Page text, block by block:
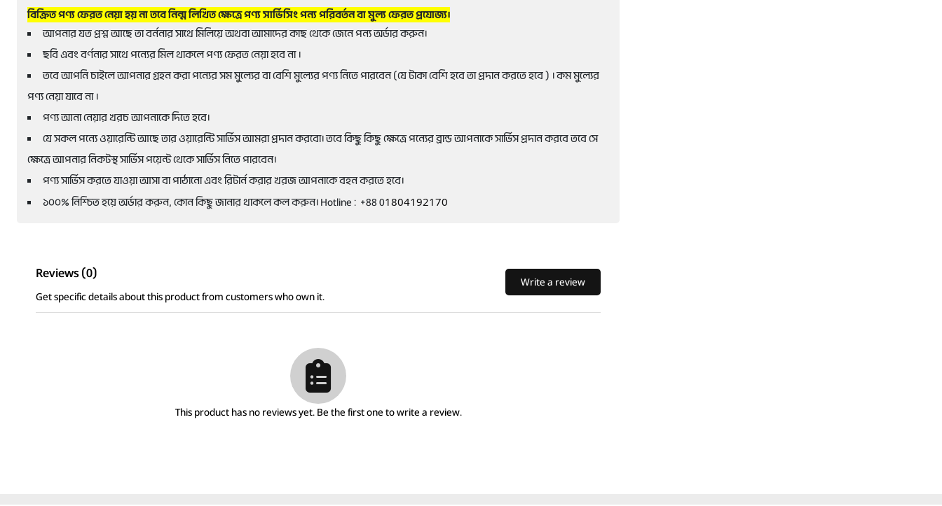
বিক্রিত পণ্য ফেরত নেয়া হয় না তবে নিন্ম লিখিত ক্ষেত্রে পণ্য সার্ভিসিং পন্য পরিবর্তন বা মুল্য ফেরত প্রযোজ্য।
আপনার যত প্রশ্ন আছে তা বর্ননার সাথে মিলিয়ে অথবা আমাদের কাছ থেকে জেনে পন্য অর্ডার করুন।
ছবি এবং বর্ণনার সাথে পন্যের মিল থাকলে পণ্য ফেরত নেয়া হবে না ।
তবে আপনি চাইলে আপনার গ্রহন করা পন্যের সম মুল্যের বা বেশি মুল্যের পণ্য নিতে পারবেন (যে টাকা বেশি হবে তা প্রদান করতে হবে ) । কম মুল্যের
পণ্য নেয়া যাবে না ।
পণ্য আনা নেয়ার খরচ আপনাকে দিতে হবে।
যে সকল পন্যে ওয়ারেন্টি আছে তার ওয়ারেন্টি সার্ভিস আমরা প্রদান করবো। তবে কিছু কিছু ক্ষেত্রে পন্যের ব্রান্ড আপনাকে সার্ভিস প্রদান করবে তবে সে
ক্ষেত্রে আপনার নিকটস্থ সার্ভিস পয়েন্ট থেকে সার্ভিস নিতে পারবেন।
পণ্য সার্ভিস করতে যাওয়া আসা বা পাঠানো এবং রিটার্ন করার খরজ আপনাকে বহন করতে হবে।
১০০% নিশ্চিত হয়ে অর্ডার করুন, কোন কিছু জানার থাকলে কল করুন। Hotline : +88 01804192170
Reviews (0)
Get specific details about this product from customers who own it.
Write a review
This product has no reviews yet. Be the first one to write a review.